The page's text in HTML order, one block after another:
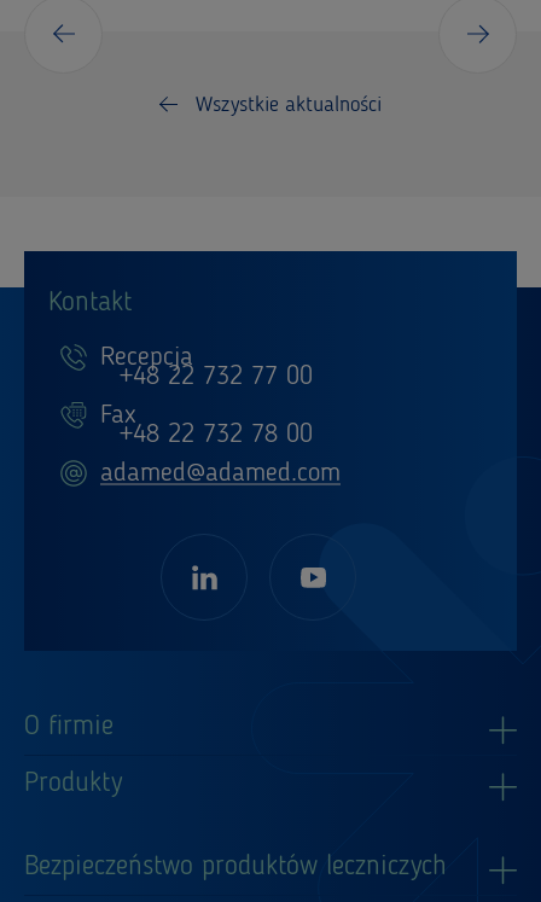
Wszystkie aktualności
O firmie
Produkty
Bezpieczeństwo produktów leczniczych
Kontakt
Recepcja
+48 22 732 77 00
Fax
+48 22 732 78 00
adamed@adamed.com